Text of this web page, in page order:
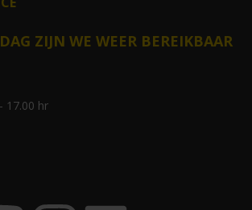
ZIJN WE WEER BEREIKBAAR
17.00 hr